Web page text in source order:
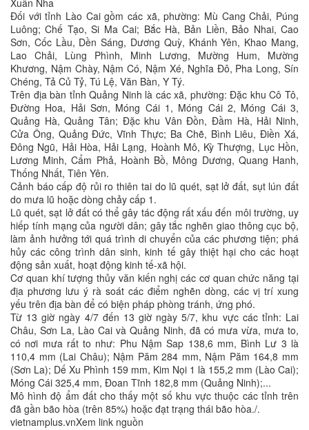
Xuân Nha
Đối với tỉnh Lào Cai gồm các xã, phường: Mù Cang Chải, Púng
Luông; Chế Tạo, Si Ma Cai; Bắc Hà, Bản Liền, Bảo Nhai, Cao
Sơn, Cốc Lầu, Dền Sáng, Dương Quỳ, Khánh Yên, Khao Mang,
Lao Chải, Lùng Phình, Minh Lương, Mường Hum, Mường
Khương, Nậm Chày, Nậm Có, Nậm Xé, Nghĩa Đô, Pha Long, Sín
Chéng, Tả Củ Tỷ, Tú Lệ, Văn Bàn, Y Tý.
Trên địa bàn tỉnh Quảng Ninh là các xã, phường: Đặc khu Cô Tô,
Đường Hoa, Hải Sơn, Móng Cái 1, Móng Cái 2, Móng Cái 3,
Quảng Hà, Quảng Tân; Đặc khu Vân Đồn, Đầm Hà, Hải Ninh,
Cửa Ông, Quảng Đức, Vĩnh Thực; Ba Chẽ, Bình Liêu, Điền Xá,
Đông Ngũ, Hải Hòa, Hải Lạng, Hoành Mô, Kỳ Thượng, Lục Hồn,
Lương Minh, Cẩm Phả, Hoành Bồ, Mông Dương, Quang Hanh,
Thống Nhất, Tiên Yên.
Cảnh báo cấp độ rủi ro thiên tai do lũ quét, sạt lở đất, sụt lún đất
do mưa lũ hoặc dòng chảy cấp 1.
Lũ quét, sạt lở đất có thể gây tác động rất xấu đến môi trường, uy
hiếp tính mạng của người dân; gây tắc nghẽn giao thông cục bộ,
làm ảnh hưởng tới quá trình di chuyển của các phương tiện; phá
hủy các công trình dân sinh, kinh tế gây thiệt hại cho các hoạt
động sản xuất, hoạt động kinh tế-xã hội.
Cơ quan khí tượng thủy văn kiến nghị các cơ quan chức năng tại
địa phương lưu ý rà soát các điểm nghẽn dòng, các vị trí xung
yếu trên địa bàn để có biện pháp phòng tránh, ứng phó.
Từ 13 giờ ngày 4/7 đến 13 giờ ngày 5/7, khu vực các tỉnh: Lai
Châu, Sơn La, Lào Cai và Quảng Ninh, đã có mưa vừa, mưa to,
có nơi mưa rất to như: Phu Nậm Sap 138,6 mm, Bình Lư 3 là
110,4 mm (Lai Châu); Nậm Păm 284 mm, Nậm Păm 164,8 mm
(Sơn La); Dế Xu Phình 159 mm, Kim Nọi 1 là 155,2 mm (Lào Cai);
Móng Cái 325,4 mm, Đoan Tĩnh 182,8 mm (Quảng Ninh);...
Mô hình độ ẩm đất cho thấy một số khu vực thuộc các tỉnh trên
đã gần bão hòa (trên 85%) hoặc đạt trạng thái bão hòa./.
vietnamplus.vnXem link nguồn